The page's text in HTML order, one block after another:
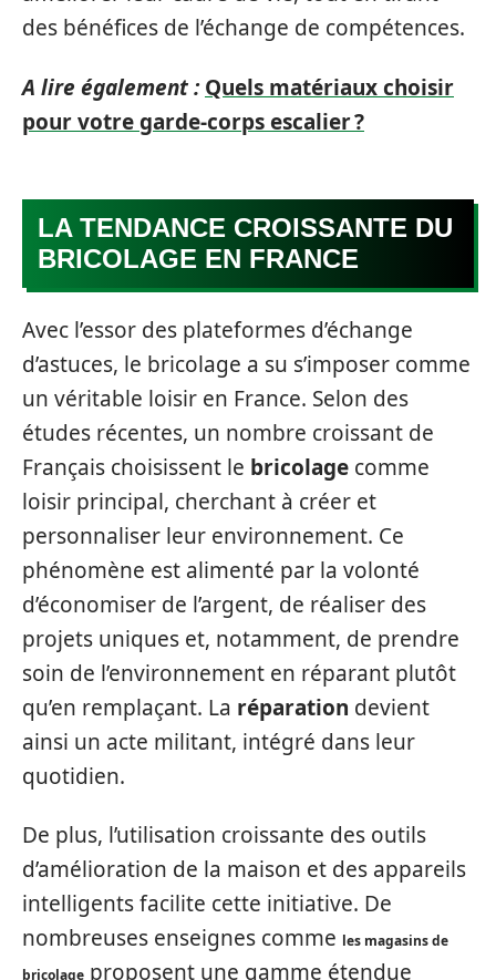
des bénéfices de l’échange de compétences.
A lire également : Quels matériaux choisir
pour votre garde-corps escalier ?
LA TENDANCE CROISSANTE DU
BRICOLAGE EN FRANCE
Avec l’essor des plateformes d’échange
d’astuces, le bricolage a su s’imposer comme
un véritable loisir en France. Selon des
études récentes, un nombre croissant de
Français choisissent le bricolage comme
loisir principal, cherchant à créer et
personnaliser leur environnement. Ce
phénomène est alimenté par la volonté
d’économiser de l’argent, de réaliser des
projets uniques et, notamment, de prendre
soin de l’environnement en réparant plutôt
qu’en remplaçant. La réparation devient
ainsi un acte militant, intégré dans leur
quotidien.
De plus, l’utilisation croissante des outils
d’amélioration de la maison et des appareils
intelligents facilite cette initiative. De
nombreuses enseignes comme les magasins de
bricolage proposent une gamme étendue